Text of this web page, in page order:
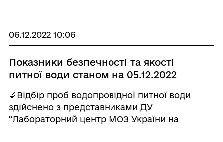
опуб ...
06.12.2022 10:06
Показники безпечності та якості
питної води станом на 05.12.2022
🔬Відбір проб водопровідної питної води
здійснено з представниками ДУ
“Лабораторний центр МОЗ України на